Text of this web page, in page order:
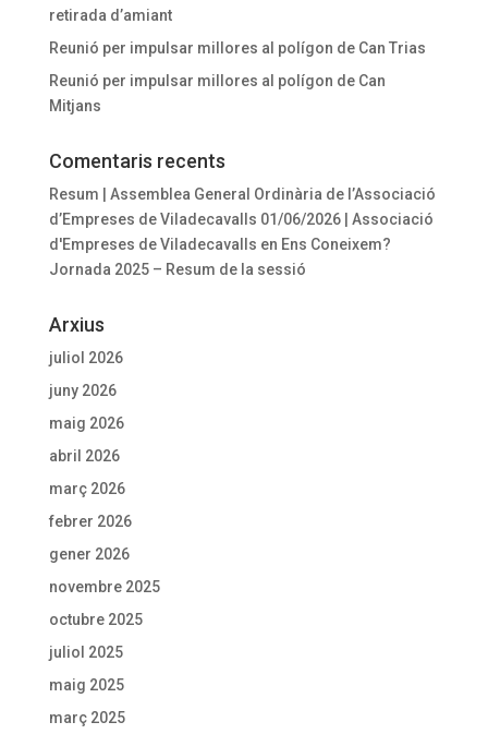
retirada d’amiant
Reunió per impulsar millores al polígon de Can Trias
Reunió per impulsar millores al polígon de Can
Mitjans
Comentaris recents
Resum | Assemblea General Ordinària de l’Associació
d’Empreses de Viladecavalls 01/06/2026 | Associació
d'Empreses de Viladecavalls en Ens Coneixem?
Jornada 2025 – Resum de la sessió
Arxius
juliol 2026
juny 2026
maig 2026
abril 2026
març 2026
febrer 2026
gener 2026
novembre 2025
octubre 2025
juliol 2025
maig 2025
març 2025